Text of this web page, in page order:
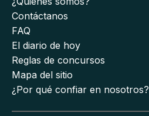
Contáctanos
FAQ
El diario de hoy
Reglas de concursos
Mapa del sitio
¿Por qué confiar en nosotros?